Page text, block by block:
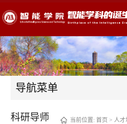
导航菜单
当前位置: 首页 > 人才
科研导师